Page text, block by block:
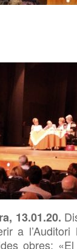
13.01.20.
a
obres: